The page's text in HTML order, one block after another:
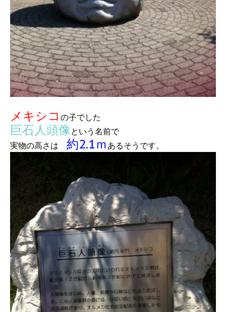
メキシコ の子でした
巨石人頭像という名前で
実物の高さは 約2.1ｍ あるそうです。